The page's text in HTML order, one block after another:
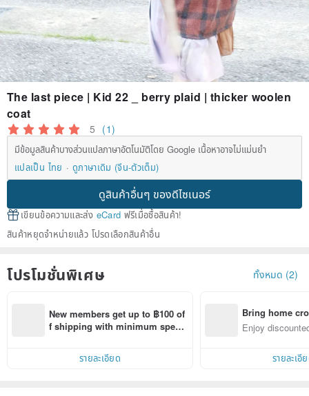
The last piece | Kid 22 _ berry plaid | thicker woolen
coat
5 (1)
มีข้อมูลสินค้าบางส่วนแปลภาษาอัตโนมัติโดย Google เนื้อหาอาจไม่แม่นยำ
แปลเป็น ไทย
ดูภาษาเดิม (จีน-ตัวเต็ม)
ดูสินค้าอื่นๆ ของดีไซเนอร์
เขียนข้อความและส่ง eCard ฟรีเมื่อซื้อสินค้า!
สินค้าหยุดจำหน่ายแล้ว โปรดเลือกสินค้าอื่น
โปรโมชั่นพิเศษ ทั้งหมด (2)
New members get up to ฿100 of
f shipping with minimum spen
within 7 days!
รายละเอียด
Bring home
n with ease
Enjoy
รายละเอี